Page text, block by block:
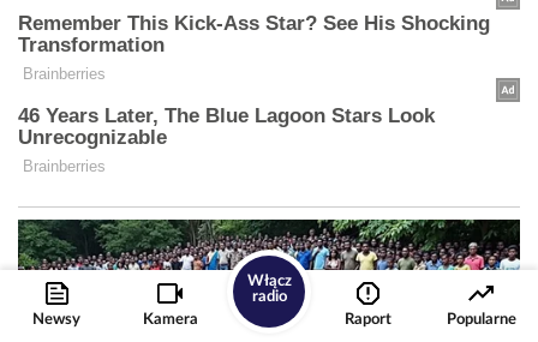
Newsy Kamera
Włącz
radio
Raport
Popularne